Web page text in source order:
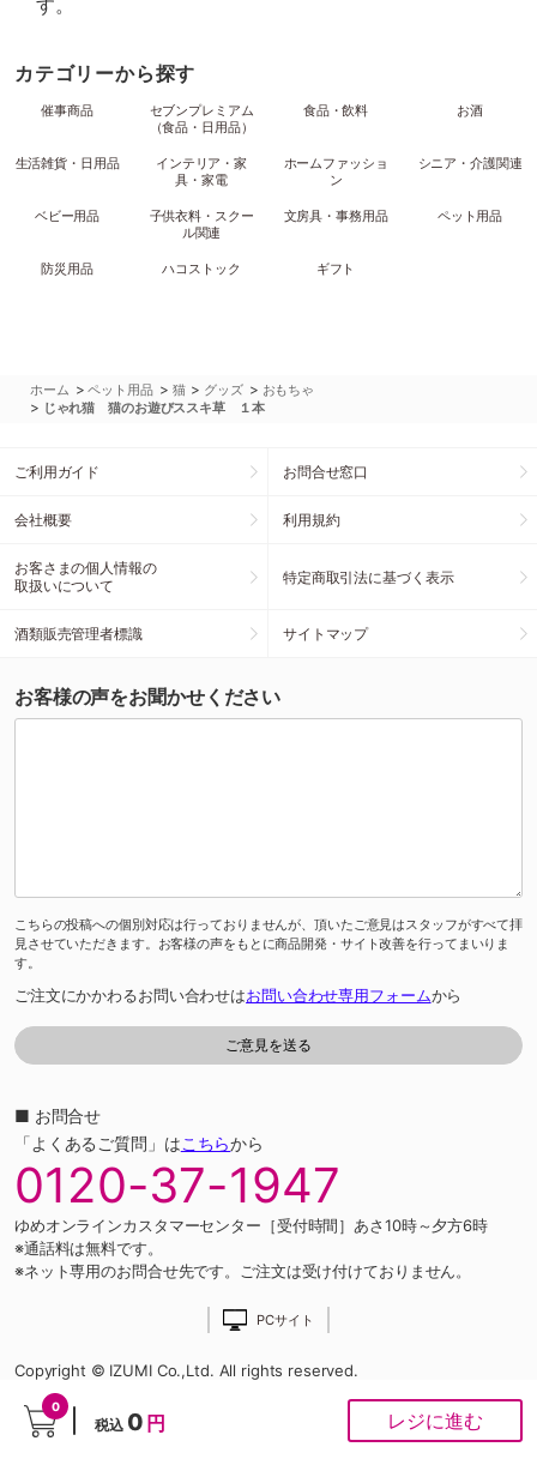
0
税込 0 円 レジに進む
す。
カテゴリーから探す
催事商品
セブンプレミアム
（食品・日用品）
食品・飲料 お酒
生活雑貨・日用品
インテリア・家
具・家電
ホームファッショ
ン
シニア・介護関連
ベビー用品
子供衣料・スクー
ル関連
文房具・事務用品 ペット用品
防災用品 ハコストック ギフト
ホーム >ペット用品 > 猫 > グッズ > おもちゃ
> じゃれ猫 猫のお遊びススキ草 １本
ご利用ガイド お問合せ窓口
会社概要 利用規約
お客さまの個人情報の
取扱いについて
特定商取引法に基づく表示
酒類販売管理者標識 サイトマップ
お客様の声をお聞かせください
こちらの投稿への個別対応は行っておりませんが、頂いたご意見はスタッフがすべて拝
見させていただきます。お客様の声をもとに商品開発・サイト改善を行ってまいりま
す。
ご注文にかかわるお問い合わせはお問い合わせ専用フォームから
■ お問合せ
「よくあるご質問」はこちらから
0120-37-1947
ゆめオンラインカスタマーセンター［受付時間］あさ10時～夕方6時
※通話料は無料です。
※ネット専用のお問合せ先です。ご注文は受け付けておりません。
PCサイト
Copyright © IZUMI Co.,Ltd. All rights reserved.